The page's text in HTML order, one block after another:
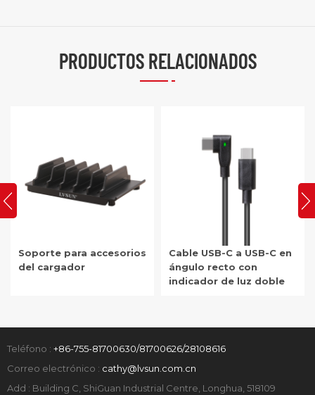
PRODUCTOS RELACIONADOS
Soporte para accesorios
del cargador
Cable USB-C a USB-C en
ángulo recto con
indicador de luz doble
Teléfono : +86-755-81700630/81700626/28108616
Correo electrónico : cathy@lvsun.com.cn
Add : Building C, ShiGuan Industrial Centre, Longhua, 518109